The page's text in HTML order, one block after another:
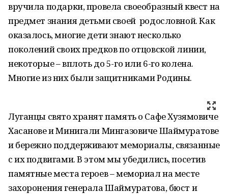
вручила подарки, провела своеобразный квест на
предмет знания детьми своей родословной. Как
оказалось, многие дети знают несколько
поколений своих предков по отцовской линии,
некоторые – вплоть до 5-го или 6-го колена.
Многие из них были защитниками Родины.
Луганцы свято хранят память о Сафе Хузямовиче
Хасанове и Минигали Мингазовиче Шаймуратове
и бережно поддерживают мемориалы, связанные
с их подвигами. В этом мы убедились, посетив
памятные места героев – мемориал на месте
захоронения генерала Шаймуратова, бюст и